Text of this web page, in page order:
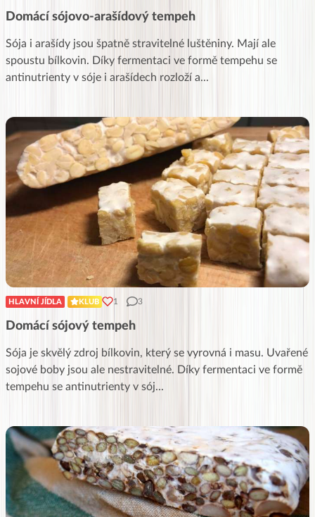
Domácí sójovo-arašídový tempeh
Sója i arašídy jsou špatně stravitelné luštěniny. Mají ale
spoustu bílkovin. Díky fermentaci ve formě tempehu se
antinutrienty v sóje i arašídech rozloží a...
HLAVNÍ JÍDLA KLUB 1 3
Domácí sójový tempeh
Sója je skvělý zdroj bílkovin, který se vyrovná i masu. Uvařené
sojové boby jsou ale nestravitelné. Díky fermentaci ve formě
tempehu se antinutrienty v sój...